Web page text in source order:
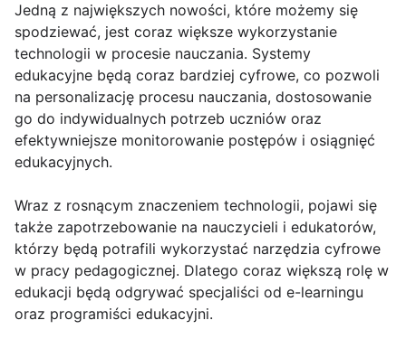
Jedną z największych nowości, które możemy się
spodziewać, jest coraz większe wykorzystanie
technologii w procesie nauczania. Systemy
edukacyjne będą coraz bardziej cyfrowe, co pozwoli
na personalizację procesu nauczania, dostosowanie
go do indywidualnych potrzeb uczniów oraz
efektywniejsze monitorowanie postępów i osiągnięć
edukacyjnych.
Wraz z rosnącym znaczeniem technologii, pojawi się
także zapotrzebowanie na nauczycieli i edukatorów,
którzy będą potrafili wykorzystać narzędzia cyfrowe
w pracy pedagogicznej. Dlatego coraz większą rolę w
edukacji będą odgrywać specjaliści od e-learningu
oraz programiści edukacyjni.